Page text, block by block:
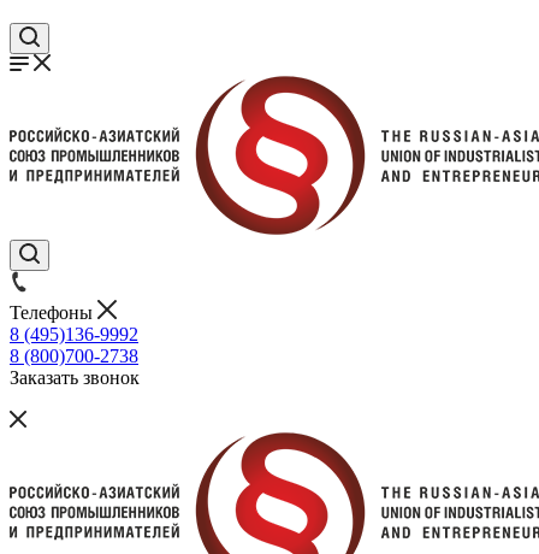
Телефоны
8 (495)136-9992
8 (800)700-2738
Заказать звонок